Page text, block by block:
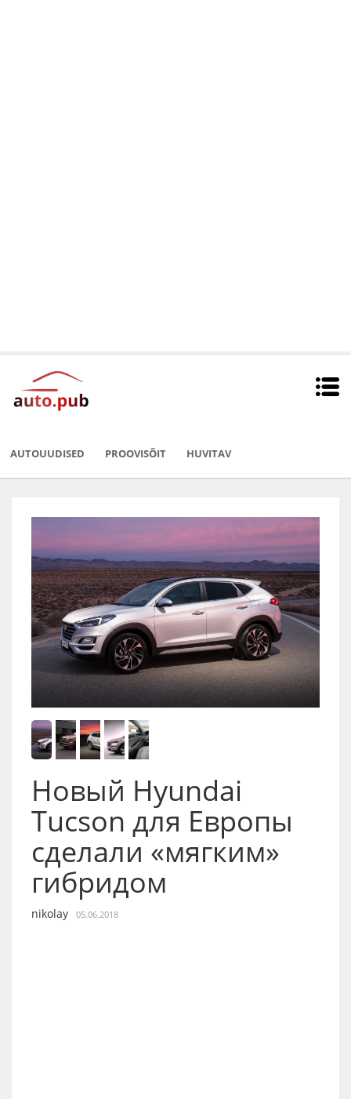
AUTOUUDISED PROOVISÕIT HUVITAV
Новый Hyundai
Tucson для Европы
сделали «мягким»
гибридом
nikolay 05.06.2018